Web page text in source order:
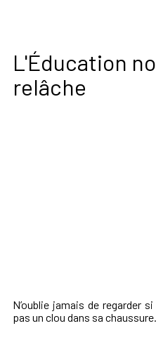
L'Éducation
relâche
N’oublie jamais de regarder
pas un clou dans sa chaussure.